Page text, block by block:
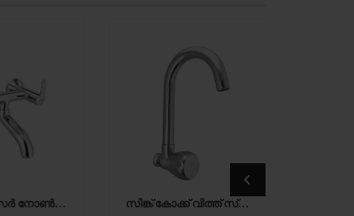
വാൾ മിക്സർ നോൺ-ടെലിഫോണിക് ഷവർ അറേഞ്ച്മെൻറ്
സിങ്ക് കോക്ക് വിത്ത് സ്വിംഗിംഗ് പൈപ്പ് സ്പൗട്ട്